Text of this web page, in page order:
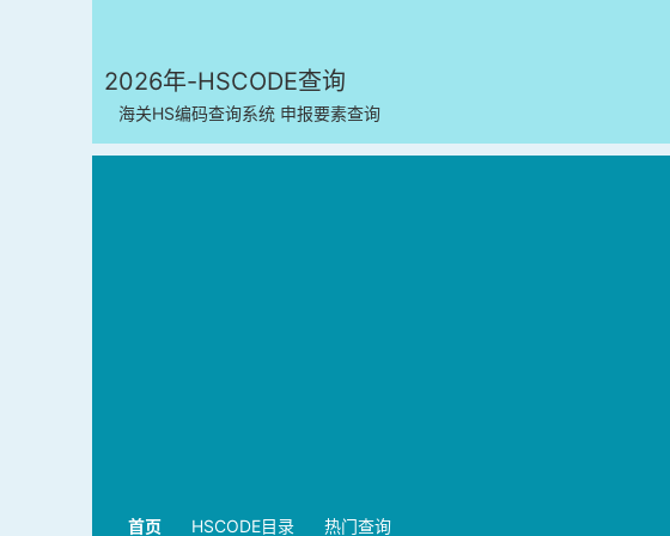
2026年-HSCODE查询
海关HS编码查询系统 申报要素查询
首页 HSCODE目录 热门查询